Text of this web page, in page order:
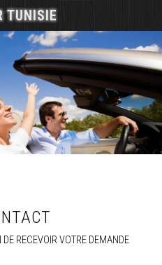
RECEVOIR VOTRE DEMANDE
TUNISIE